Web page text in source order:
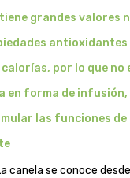
grandes valores
calorías, por lo que no
en forma de
las funciones
canela se conoce